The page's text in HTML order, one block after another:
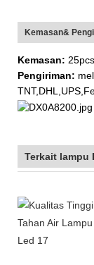
Kemasan&
Kemasan:
Pengiriman:
Terkait lampu